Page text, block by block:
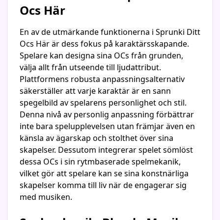
Ocs Här
En av de utmärkande funktionerna i Sprunki Ditt
Ocs Här är dess fokus på karaktärsskapande.
Spelare kan designa sina OCs från grunden,
välja allt från utseende till ljudattribut.
Plattformens robusta anpassningsalternativ
säkerställer att varje karaktär är en sann
spegelbild av spelarens personlighet och stil.
Denna nivå av personlig anpassning förbättrar
inte bara spelupplevelsen utan främjar även en
känsla av ägarskap och stolthet över sina
skapelser. Dessutom integrerar spelet sömlöst
dessa OCs i sin rytmbaserade spelmekanik,
vilket gör att spelare kan se sina konstnärliga
skapelser komma till liv när de engagerar sig
med musiken.